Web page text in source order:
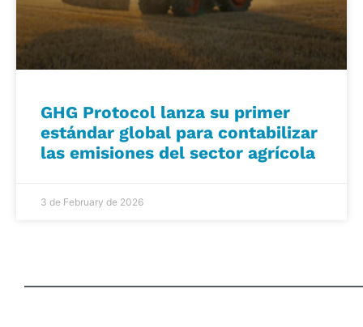
GHG Protocol lanza su primer
estándar global para contabilizar
las emisiones del sector agrícola
3 de February de 2026